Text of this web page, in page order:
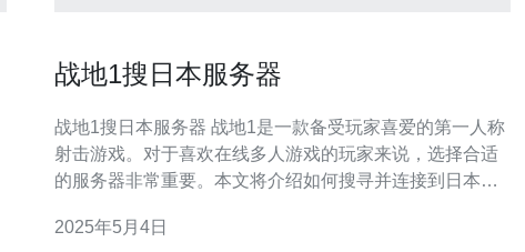
战地1搜日本服务器
战地1搜日本服务器 战地1是一款备受玩家喜爱的第一人称
射击游戏。对于喜欢在线多人游戏的玩家来说，选择合适
的服务器非常重要。本文将介绍如何搜寻并连接到日本的
后，打开游戏并登录你的账户。 在游戏主界面上，点击“多
2025年5月4日